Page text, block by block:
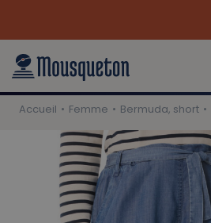
Accueil Femme Bermuda, short